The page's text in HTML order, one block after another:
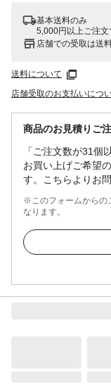
基本送料のみ
5,000円以上ご注
店舗での受取は送
送料について
店舗受取のお支払いにつ
商品のお見積りご
「ご注文数が31個
お買い上げご希望
す。こちらよりお
※このフォームからの
なります。